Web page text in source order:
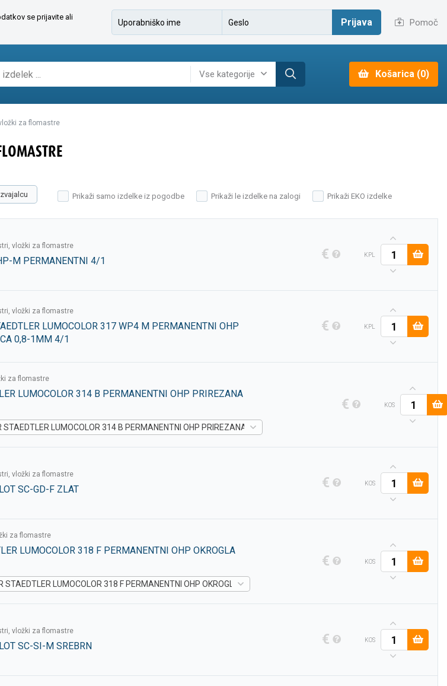
se prijavite ali
Prijava Pomoč
Vse kategorije Košarica (0)
za flomastre
Prikaži samo izdelke iz pogodbe Prikaži le izdelke na zalogi Prikaži EKO izdelke
vložki za flomastre
M PERMANENTNI 4/1 € KPL
vložki za flomastre
LUMOCOLOR 317 WP4 M PERMANENTNI OHP
0,8-1MM 4/1
€ KPL
za flomastre
LUMOCOLOR 314 B PERMANENTNI OHP PRIREZANA
LUMOCOLOR 314 B PERMANENTNI OHP PRIREZANA KONICA 1,0-2,5MM MODRA -
€ KOS
vložki za flomastre
SC-GD-F ZLAT € KOS
za flomastre
LUMOCOLOR 318 F PERMANENTNI OHP OKROGLA
LUMOCOLOR 318 F PERMANENTNI OHP OKROGLA KONICA 0,6 MM MODRA -
€ KOS
vložki za flomastre
SC-SI-M SREBRN € KOS